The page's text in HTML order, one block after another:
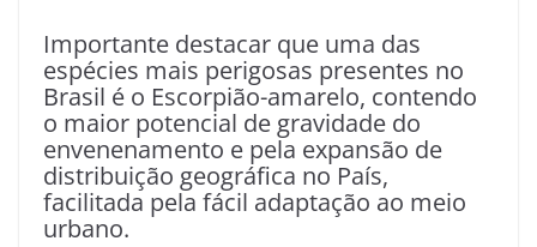
Importante destacar que uma das
espécies mais perigosas presentes no
Brasil é o Escorpião-amarelo, contendo
o maior potencial de gravidade do
envenenamento e pela expansão de
distribuição geográfica no País,
facilitada pela fácil adaptação ao meio
urbano.